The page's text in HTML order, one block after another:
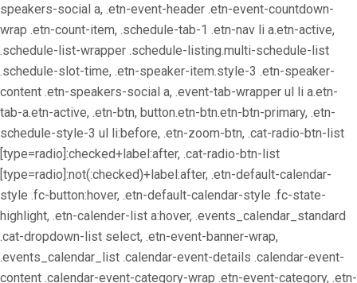
speakers-social a, .etn-event-header .etn-event-countdown-
wrap .etn-count-item, .schedule-tab-1 .etn-nav li a.etn-active,
.schedule-list-wrapper .schedule-listing.multi-schedule-list
.schedule-slot-time, .etn-speaker-item.style-3 .etn-speaker-
content .etn-speakers-social a, .event-tab-wrapper ul li a.etn-
tab-a.etn-active, .etn-btn, button.etn-btn.etn-btn-primary, .etn-
schedule-style-3 ul li:before, .etn-zoom-btn, .cat-radio-btn-list
[type=radio]:checked+label:after, .cat-radio-btn-list
[type=radio]:not(:checked)+label:after, .etn-default-calendar-
style .fc-button:hover, .etn-default-calendar-style .fc-state-
highlight, .etn-calender-list a:hover, .events_calendar_standard
.cat-dropdown-list select, .etn-event-banner-wrap,
.events_calendar_list .calendar-event-details .calendar-event-
content .calendar-event-category-wrap .etn-event-category, .etn-